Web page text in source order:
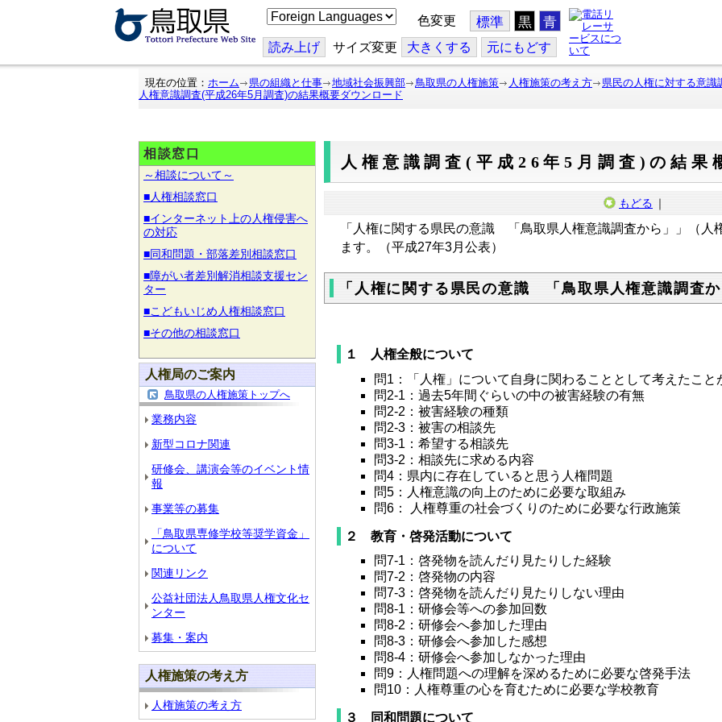
こ
の
ジ
を
翻
訳
色変更 標準 黒 青
読み上げ サイズ変更 大きくする 元にもどす
現在の位置： ホーム 県の組織と仕事 地域社会振興部 鳥取県の人権施策 人権施策の考え方
県民の人権に対する意識
人権意識調査(平成26年5月調査)の結果概要ダウンロード
相談窓口
～相談について～
■人権相談窓口
■インターネット上の人権侵害へ
の対応
■同和問題・部落差別相談窓口
■障がい者差別解消相談支援セン
ター
■こどもいじめ人権相談窓口
■その他の相談窓口
人権局のご案内
鳥取県の人権施策トップへ
業務内容
新型コロナ関連
研修会、講演会等のイベント情
報
事業等の募集
「鳥取県専修学校等奨学資金」
について
関連リンク
公益社団法人鳥取県人権文化セ
ンター
募集・案内
人権施策の考え方
人権施策の考え方
人権意識調査(平成26年5月調査)の結果
もどる ｜
「人権に関する県民の意識 「鳥取県人権意識調査から」」（人
ます。（平成27年3月公表）
「人権に関する県民の意識 「鳥取県人権意識調査
１ 人権全般について
問1：「人権」について自身に関わることとして考えたこと
問2-1：過去5年間ぐらいの中の被害経験の有無
問2-2：被害経験の種類
問2-3：被害の相談先
問3-1：希望する相談先
問3-2：相談先に求める内容
問4：県内に存在していると思う人権問題
問5：人権意識の向上のために必要な取組み
問6： 人権尊重の社会づくりのために必要な行政施策
２ 教育・啓発活動について
問7-1：啓発物を読んだり見たりした経験
問7-2：啓発物の内容
問7-3：啓発物を読んだり見たりしない理由
問8-1：研修会等への参加回数
問8-2：研修会へ参加した理由
問8-3：研修会へ参加した感想
問8-4：研修会へ参加しなかった理由
問9：人権問題への理解を深めるために必要な啓発手法
問10：人権尊重の心を育むために必要な学校教育
３ 同和問題について